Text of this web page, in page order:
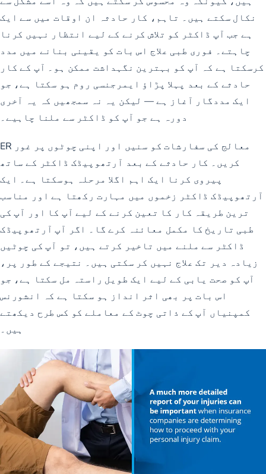
نکال سکتے ہیں۔ تاہم، کار حادثہ ان اوقات میں سے ایک
ہے جب آپ ڈاکٹر کو تلاش کرنے کے لیے انتظار نہیں کرنا
چاہتے۔ فوری طبی علاج اس بات کو یقینی بنانے میں مدد
کرسکتا ہے کہ آپ کو بہترین نگہداشت ممکن ہو۔ آپ کے کار
حادثے کے بعد پہلا پڑاؤ ایمرجنسی روم ہو سکتا ہے، جو
ایک مددگار آغاز ہے — لیکن یہ نہ سمجھیں کہ یہ آخری
دورہ ہے جو آپ کو ڈاکٹر سے ملنا چاہیے۔
ER معالج کی سفارشات کو سنیں اور اپنی چوٹوں پر غور
کریں۔ کار حادثے کے بعد آرتھوپیڈک ڈاکٹر کے ساتھ
پیروی کرنا ایک اہم اگلا مرحلہ ہوسکتا ہے۔ ایک
آرتھوپیڈک ڈاکٹر زخموں میں مہارت رکھتا ہے اور مناسب
ترین طریقہ کار کا تعین کرنے کے لیے آپ کا اور آپ کی
طبی تاریخ کا مکمل معائنہ کرے گا۔ اگر آپ آرتھوپیڈک
ڈاکٹر سے ملنے میں تاخیر کرتے ہیں، تو آپ کی چوٹیں
زیادہ دیر تک علاج نہیں کر سکتی ہیں۔ نتیجے کے طور پر،
آپ کو صحت یابی کے لیے ایک طویل راستہ مل سکتا ہے، جو
اس بات پر بھی اثر انداز ہو سکتا ہے کہ انشورنس
کمپنیاں آپ کے ذاتی چوٹ کے معاملے کو کس طرح دیکھتے
ہیں۔